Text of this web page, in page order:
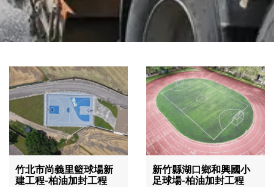
竹北市尚義里籃球場新
建工程-柏油加封工程
新竹縣湖口鄉和興國小
足球場-柏油加封工程